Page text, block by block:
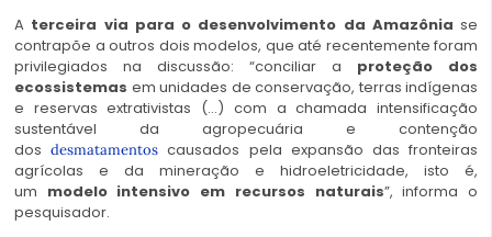
A terceira via para o desenvolvimento da Amazônia se
contrapõe a outros dois modelos, que até recentemente foram
privilegiados na discussão: “conciliar a proteção dos
ecossistemas em unidades de conservação, terras indígenas
e reservas extrativistas (…) com a chamada intensificação
sustentável da agropecuária e contenção
dosdesmatamentos causados pela expansão das fronteiras
agrícolas e da mineração e hidroeletricidade, isto é,
um modelo intensivo em recursos naturais”, informa o
pesquisador.